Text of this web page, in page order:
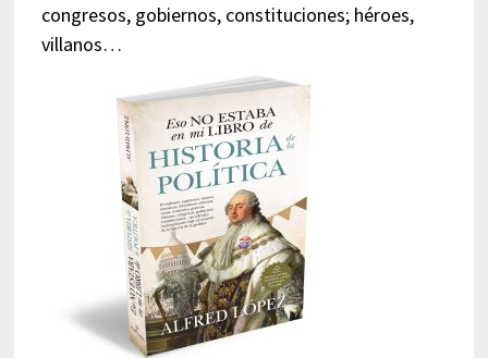
congresos, gobiernos, constituciones; héroes,
villanos…